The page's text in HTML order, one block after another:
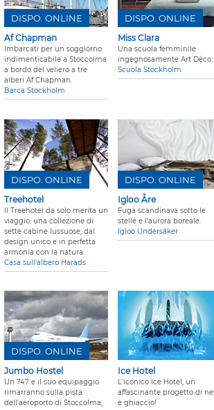
Af Chapman
Imbarcati per un soggiorno
indimenticabile a Stoccolma
a bordo del veliero a tre
alberi Af Chapman.
Barca Stockholm
DISPO. ONLINE
Miss Clara
Una scuola femminile
ingegnosamente Art Déco.
Scuola Stockholm
DISPO. ONLINE
Treehotel
Il Treehotel da solo merita un
viaggio: una collezione di
sette cabine lussuose, dal
design unico e in perfetta
armonia con la natura.
Casa sull'albero Harads
DISPO. ONLINE
Igloo Åre
Fuga scandinava sotto le
stelle e l'aurora boreale.
Igloo Undersåker
DISPO. ONLINE
Jumbo Hostel
Un 747 e il suo equipaggio
rimarranno sulla pista
dell'aeroporto di Stoccolma,
DISPO. ONLINE
Ice Hotel
L'iconico Ice Hotel, un
affascinante progetto di
e ghiaccio!